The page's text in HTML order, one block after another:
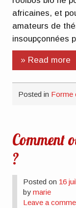
africaines, et
amateurs de
insoupçonnées
» Read more
Posted in Forme
Comment
?
Posted on 16
bymarie
Leave a